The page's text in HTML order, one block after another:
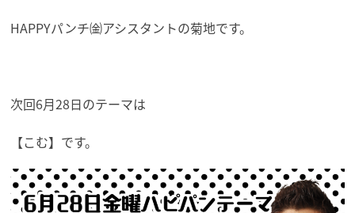
HAPPYパンチ㈮アシスタントの菊地です。
次回6月28日のテーマは
【こむ】です。